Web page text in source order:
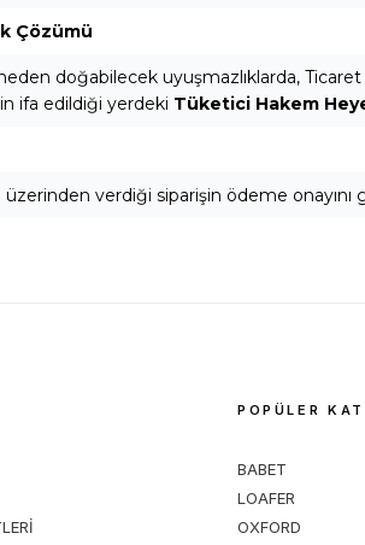
Çözümü
doğabilecek uyuşmazlıklarda, Ticaret
ifa edildiği yerdeki Tüketici Hakem
üzerinden verdiği siparişin ödeme
POPÜLER
BABET
LOAFER
OXFORD